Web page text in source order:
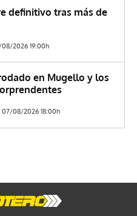
definitivo tras más de
2026 19:00h
en Mugello y los
07/08/2026 18:00h